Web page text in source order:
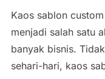
Kaos sablon
menjadi salah satu
banyak bisnis.
sehari-hari, kaos